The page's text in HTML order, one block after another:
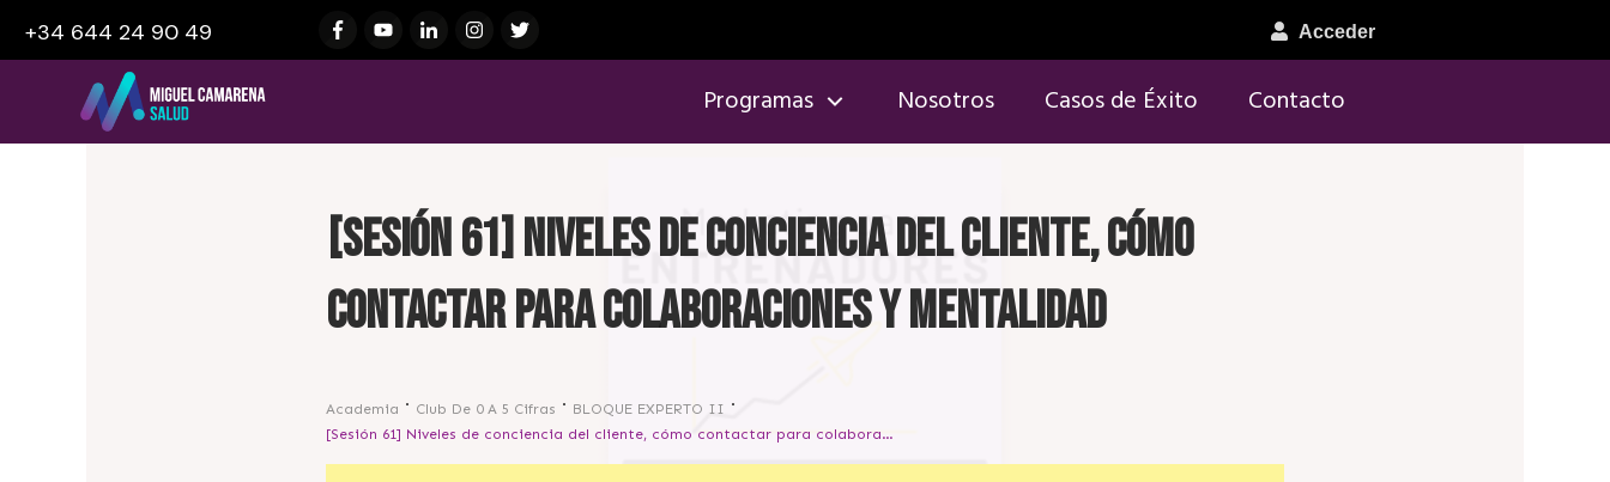
+34 644 24 90 49 Acceder
Programas Nosotros Casos de Éxito Contacto
[Sesión 61] Niveles de conciencia del cliente, cómo
contactar para colaboraciones y mentalidad
Academia Club De 0 A 5 Cifras
BLOQUE EXPERTO II
[Sesión 61] Niveles de conciencia del cliente, cómo contactar para colaboraciones y mentalidad